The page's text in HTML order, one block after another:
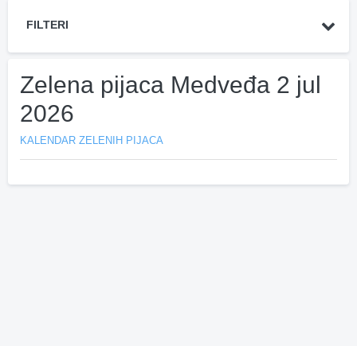
FILTERI
Zelena pijaca Medveđa 2 jul
2026
KALENDAR ZELENIH PIJACA